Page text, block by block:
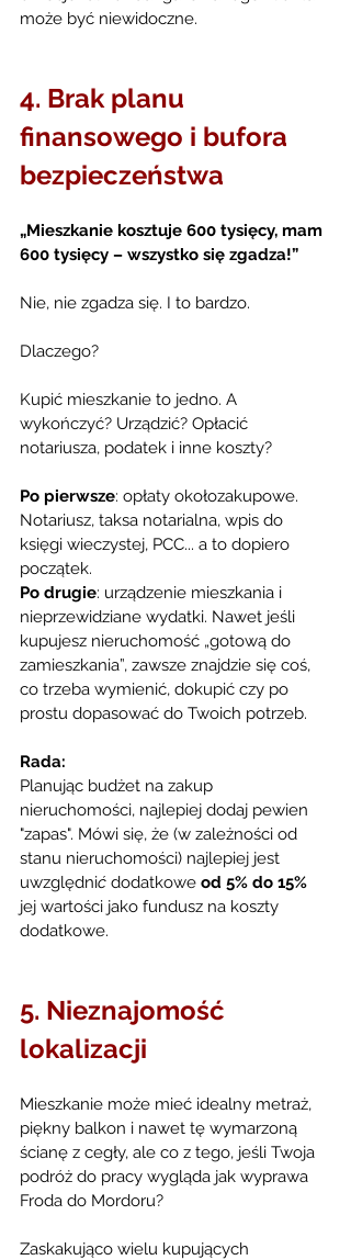
może być niewidoczne.
4. Brak planu
finansowego i bufora
bezpieczeństwa
„Mieszkanie kosztuje 600 tysięcy, mam
600 tysięcy – wszystko się zgadza!”
Nie, nie zgadza się. I to bardzo.
Dlaczego?
Kupić mieszkanie to jedno. A
wykończyć? Urządzić? Opłacić
notariusza, podatek i inne koszty?
Po pierwsze: opłaty okołozakupowe.
Notariusz, taksa notarialna, wpis do
księgi wieczystej, PCC... a to dopiero
początek.
Po drugie: urządzenie mieszkania i
nieprzewidziane wydatki. Nawet jeśli
kupujesz nieruchomość „gotową do
zamieszkania”, zawsze znajdzie się coś,
co trzeba wymienić, dokupić czy po
prostu dopasować do Twoich potrzeb.
Rada:
Planując budżet na zakup
nieruchomości, najlepiej dodaj pewien
"zapas". Mówi się, że (w zależności od
stanu nieruchomości) najlepiej jest
uwzględnić dodatkowe od 5% do 15%
jej wartości jako fundusz na koszty
dodatkowe.
5. Nieznajomość
lokalizacji
Mieszkanie może mieć idealny metraż,
piękny balkon i nawet tę wymarzoną
ścianę z cegły, ale co z tego, jeśli Twoja
podróż do pracy wygląda jak wyprawa
Froda do Mordoru?
Zaskakująco wielu kupujących